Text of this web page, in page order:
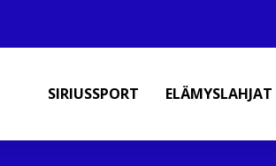
SIRIUSSPORT ELÄMYSLAHJAT